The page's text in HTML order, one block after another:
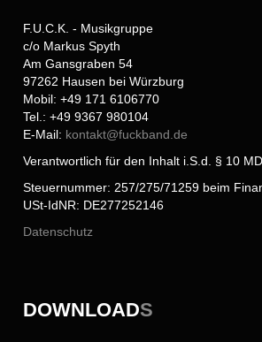
F.U.C.K. - Musikgruppe
c/o Markus Spyth
Am Gansgraben 54
97262 Hausen bei Würzburg
Mobil: +49 171 6106770
Tel.: +49 9367 980104
E-Mail: kontakt@fuckband.de
Verantwortlich für den Inhalt i.S.d. § 10
Steuernummer: 257/275/71259 beim
USt-IdNR: DE277252146
Datenschutz
DOWNLOADS